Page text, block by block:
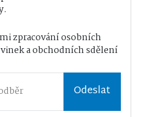
zpracování osobních
a obchodních sdělení
Odeslat